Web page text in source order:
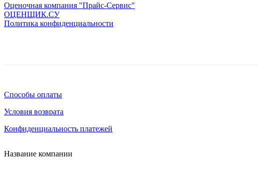
Оценочная компания "Прайс-Сервис"
ОЦЕНЩИК.СУ
Политика конфиденциальности
Способы оплаты
Условия возврата
Конфиденциальность платежей
Название компании